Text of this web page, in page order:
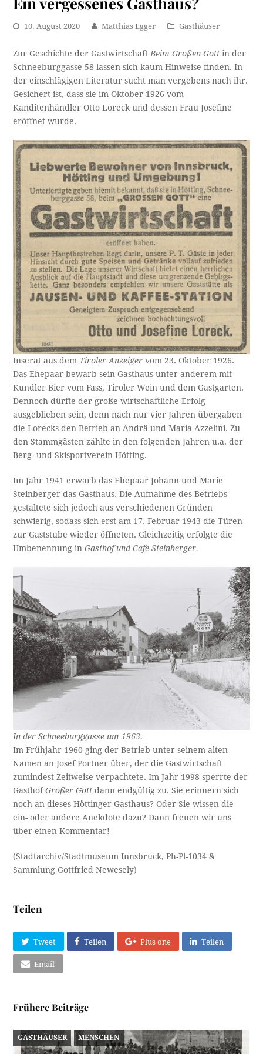
10. August 2020 Matthias Egger Gasthäuser
Zur Geschichte der Gastwirtschaft Beim Großen Gott in der
Schneeburggasse 58 lassen sich kaum Hinweise finden. In
der einschlägigen Literatur sucht man vergebens nach ihr.
Gesichert ist, dass sie im Oktober 1926 vom
Kanditenhändler Otto Loreck und dessen Frau Josefine
eröffnet wurde.
Inserat aus dem Tiroler Anzeiger vom 23. Oktober 1926.
Das Ehepaar bewarb sein Gasthaus unter anderem mit
Kundler Bier vom Fass, Tiroler Wein und dem Gastgarten.
Dennoch dürfte der große wirtschaftliche Erfolg
ausgeblieben sein, denn nach nur vier Jahren übergaben
die Lorecks den Betrieb an Andrä und Maria Azzelini. Zu
den Stammgästen zählte in den folgenden Jahren u.a. der
Berg- und Skisportverein Hötting.
Im Jahr 1941 erwarb das Ehepaar Johann und Marie
Steinberger das Gasthaus. Die Aufnahme des Betriebs
gestaltete sich jedoch aus verschiedenen Gründen
schwierig, sodass sich erst am 17. Februar 1943 die Türen
zur Gaststube wieder öffneten. Gleichzeitig erfolgte die
Umbenennung inGasthof und Cafe Steinberger.
In der Schneeburggasse um 1963.
Im Frühjahr 1960 ging der Betrieb unter seinem alten
Namen an Josef Portner über, der die Gastwirtschaft
zumindest Zeitweise verpachtete. Im Jahr 1998 sperrte der
GasthofGroßer Gottdann endgültig zu. Sie erinnern sich
noch an dieses Höttinger Gasthaus? Oder Sie wissen die
ein- oder andere Anekdote dazu? Dann freuen wir uns
über einen Kommentar!
(Stadtarchiv/Stadtmuseum Innsbruck, Ph-Pl-1034 &
Sammlung Gottfried Newesely)
Teilen
Tweet Teilen Plus one Teilen
Email
Frühere Beiträge
GASTHÄUSER MENSCHEN